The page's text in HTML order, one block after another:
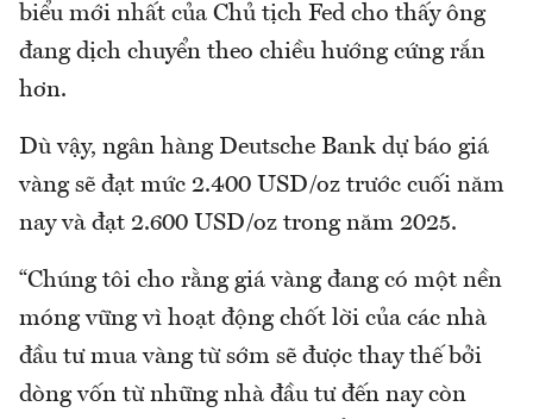
biểu mới nhất của Chủ tịch Fed cho thấy ông
đang dịch chuyển theo chiều hướng cứng rắn
hơn.
Dù vậy, ngân hàng Deutsche Bank dự báo giá
vàng sẽ đạt mức 2.400 USD/oz trước cuối năm
nay và đạt 2.600 USD/oz trong năm 2025.
“Chúng tôi cho rằng giá vàng đang có một nền
móng vững vì hoạt động chốt lời của các nhà
đầu tư mua vàng từ sớm sẽ được thay thế bởi
dòng vốn từ những nhà đầu tư đến nay còn